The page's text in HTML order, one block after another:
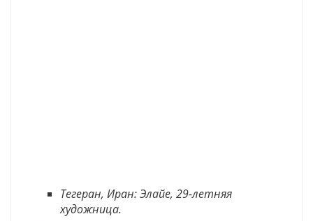
Тегеран, Иран: Элайе, 29-летняя
художница.